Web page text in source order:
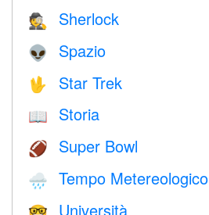
🕵️ Sherlock
👽 Spazio
🖖 Star Trek
📖 Storia
🏈 Super Bowl
🌧 Tempo Metereologico
Università